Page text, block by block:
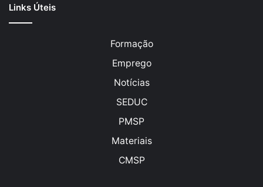
Links Úteis
Formação
Emprego
Notícias
SEDUC
PMSP
Materiais
CMSP